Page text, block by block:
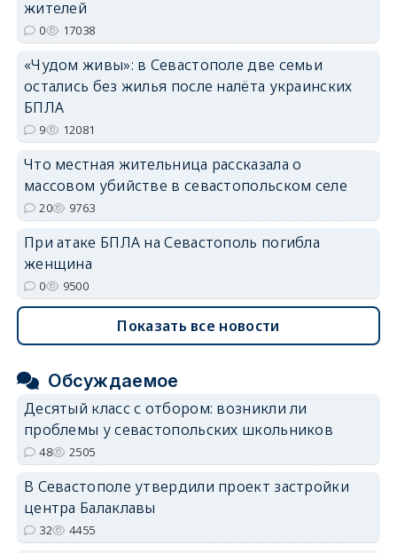
жителей
0 17038
«Чудом живы»: в Севастополе две семьи
остались без жилья после налёта украинских
БПЛА
9 12081
Что местная жительница рассказала о
массовом убийстве в севастопольском селе
20 9763
При атаке БПЛА на Севастополь погибла
женщина
0 9500
Показать все новости
Обсуждаемое
Десятый класс с отбором: возникли ли
проблемы у севастопольских школьников
48 2505
В Севастополе утвердили проект застройки
центра Балаклавы
32 4455